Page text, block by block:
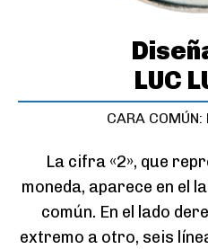
LUC
CARA COMÚN:
La cifra «2», que
moneda, aparece en el
común. En el lado
extremo a otro, seis